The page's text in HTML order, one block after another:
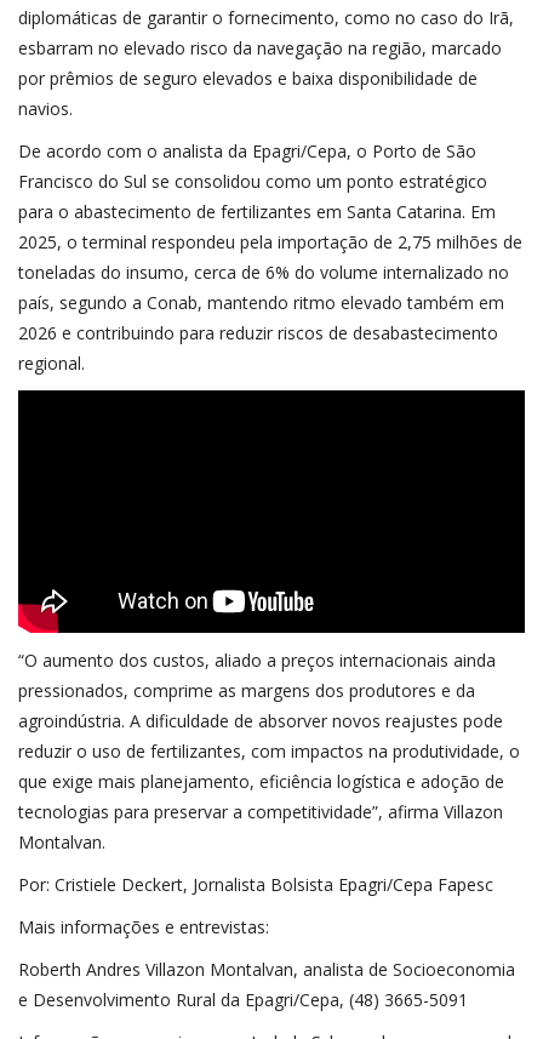
diplomáticas de garantir o fornecimento, como no caso do Irã,
esbarram no elevado risco da navegação na região, marcado
por prêmios de seguro elevados e baixa disponibilidade de
navios.
De acordo com o analista da Epagri/Cepa, o Porto de São
Francisco do Sul se consolidou como um ponto estratégico
para o abastecimento de fertilizantes em Santa Catarina. Em
2025, o terminal respondeu pela importação de 2,75 milhões de
toneladas do insumo, cerca de 6% do volume internalizado no
país, segundo a Conab, mantendo ritmo elevado também em
2026 e contribuindo para reduzir riscos de desabastecimento
regional.
“O aumento dos custos, aliado a preços internacionais ainda
pressionados, comprime as margens dos produtores e da
agroindústria. A dificuldade de absorver novos reajustes pode
reduzir o uso de fertilizantes, com impactos na produtividade, o
que exige mais planejamento, eficiência logística e adoção de
tecnologias para preservar a competitividade”, afirma Villazon
Montalvan.
Por: Cristiele Deckert, Jornalista Bolsista Epagri/Cepa Fapesc
Mais informações e entrevistas:
Roberth Andres Villazon Montalvan, analista de Socioeconomia
e Desenvolvimento Rural da Epagri/Cepa, (48) 3665-5091